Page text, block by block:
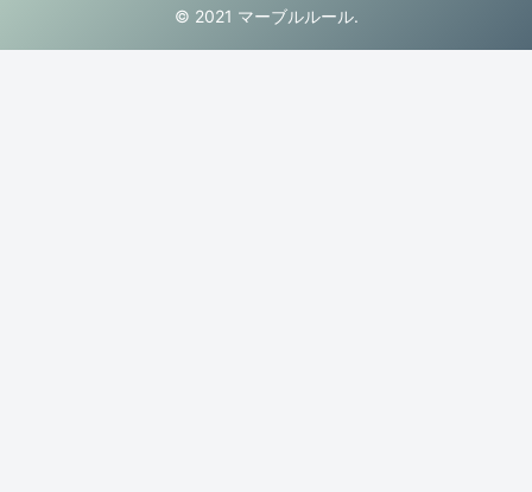
© 2021 マーブルルール.